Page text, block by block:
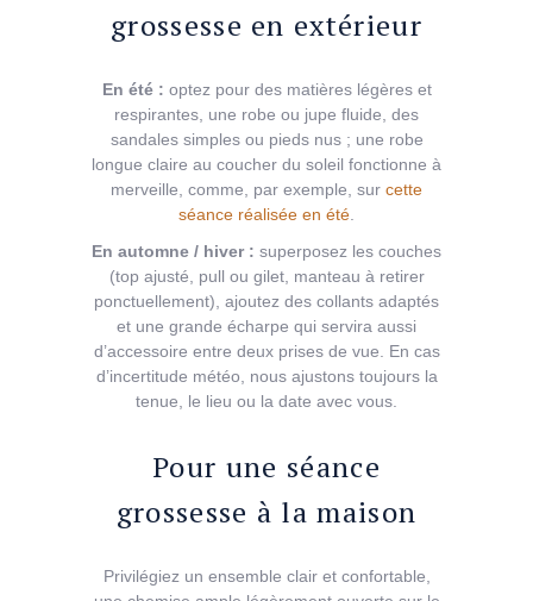
grossesse en extérieur
En été : optez pour des matières légères et
respirantes, une robe ou jupe fluide, des
sandales simples ou pieds nus ; une robe
longue claire au coucher du soleil fonctionne à
merveille, comme, par exemple, sur cette
séance réalisée en été
En automne / hiver : superposez les couches
(top ajusté, pull ou gilet, manteau à retirer
ponctuellement), ajoutez des collants adaptés
et une grande écharpe qui servira aussi
d’accessoire entre deux prises de vue. En cas
d’incertitude météo, nous ajustons toujours la
tenue, le lieu ou la date avec vous.
Pour une séance
grossesse à la maison
Privilégiez un ensemble clair et confortable,